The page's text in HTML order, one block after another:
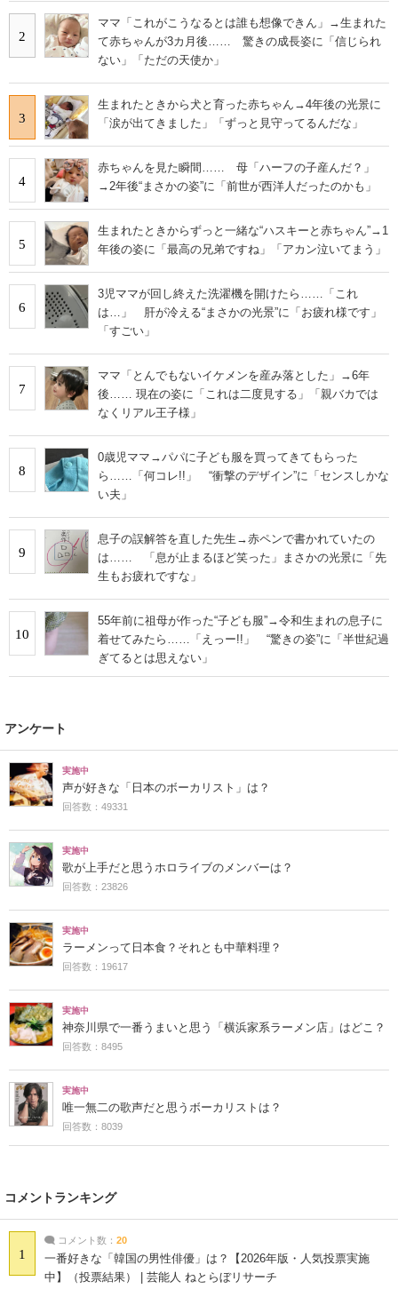
2
ママ「これがこうなるとは誰も想像できん」→生まれた
て赤ちゃんが3カ月後…… 驚きの成長姿に「信じられ
ない」「ただの天使か」
3
生まれたときから犬と育った赤ちゃん→4年後の光景に
「涙が出てきました」「ずっと見守ってるんだな」
4
赤ちゃんを見た瞬間…… 母「ハーフの子産んだ？」
→2年後“まさかの姿”に「前世が西洋人だったのかも」
5
生まれたときからずっと一緒な“ハスキーと赤ちゃん”→1
年後の姿に「最高の兄弟ですね」「アカン泣いてまう」
6
3児ママが回し終えた洗濯機を開けたら……「これ
は…」 肝が冷える“まさかの光景”に「お疲れ様です」
「すごい」
7
ママ「とんでもないイケメンを産み落とした」→6年
後…… 現在の姿に「これは二度見する」「親バカでは
なくリアル王子様」
8
0歳児ママ→パパに子ども服を買ってきてもらった
ら……「何コレ!!」 “衝撃のデザイン”に「センスしかな
い夫」
9
息子の誤解答を直した先生→赤ペンで書かれていたの
は…… 「息が止まるほど笑った」まさかの光景に「先
生もお疲れですな」
10
55年前に祖母が作った“子ども服”→令和生まれの息子に
着せてみたら……「えっー!!」 “驚きの姿”に「半世紀過
ぎてるとは思えない」
アンケート
実施中
声が好きな「日本のボーカリスト」は？
回答数：49331
実施中
歌が上手だと思うホロライブのメンバーは？
回答数：23826
実施中
ラーメンって日本食？それとも中華料理？
回答数：19617
実施中
神奈川県で一番うまいと思う「横浜家系ラーメン店」はどこ？
回答数：8495
実施中
唯一無二の歌声だと思うボーカリストは？
回答数：8039
コメントランキング
1
コメント数： 20
一番好きな「韓国の男性俳優」は？【2026年版・人気投票実施
中】（投票結果） | 芸能人 ねとらぼリサーチ